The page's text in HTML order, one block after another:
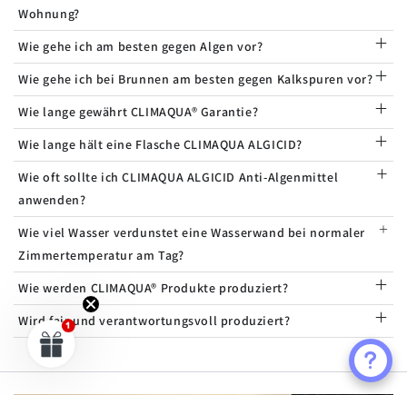
Wohnung?
Wie gehe ich am besten gegen Algen vor?
Wie gehe ich bei Brunnen am besten gegen Kalkspuren vor?
Wie lange gewährt CLIMAQUA® Garantie?
Wie lange hält eine Flasche CLIMAQUA ALGICID?
Wie oft sollte ich CLIMAQUA ALGICID Anti-Algenmittel
anwenden?
Wie viel Wasser verdunstet eine Wasserwand bei normaler
Zimmertemperatur am Tag?
Wie werden CLIMAQUA® Produkte produziert?
Wird fair und verantwortungsvoll produziert?